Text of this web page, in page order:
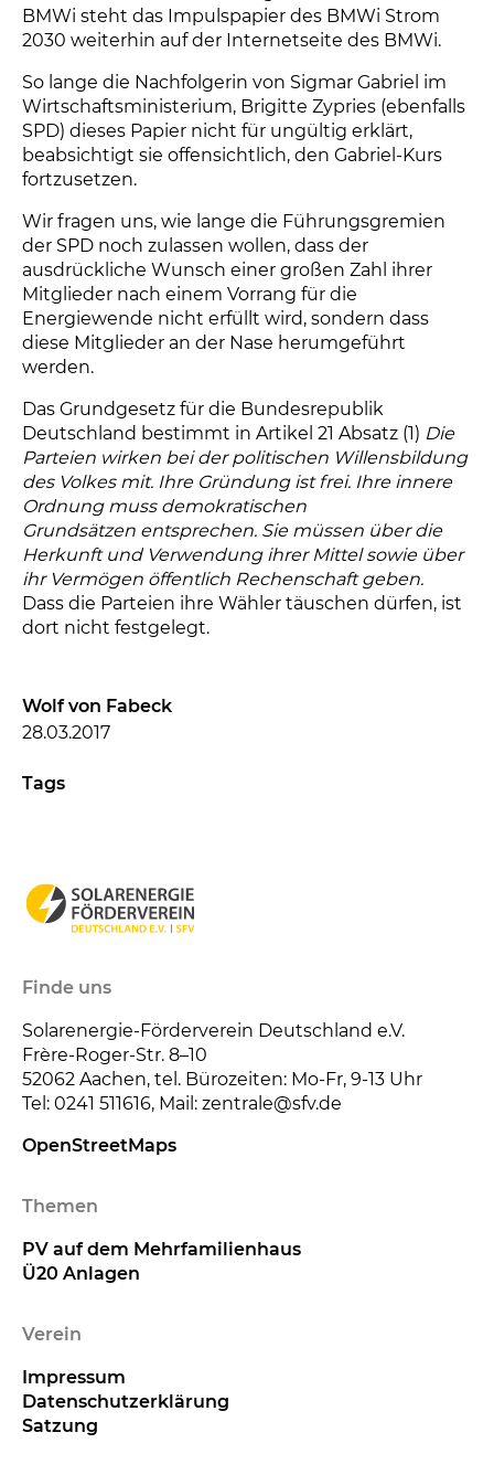
BMWi steht das Impulspapier des BMWi Strom
2030 weiterhin auf der Internetseite des BMWi.
So lange die Nachfolgerin von Sigmar Gabriel im
Wirtschaftsministerium, Brigitte Zypries (ebenfalls
SPD) dieses Papier nicht für ungültig erklärt,
beabsichtigt sie offensichtlich, den Gabriel-Kurs
fortzusetzen.
Wir fragen uns, wie lange die Führungsgremien
der SPD noch zulassen wollen, dass der
ausdrückliche Wunsch einer großen Zahl ihrer
Mitglieder nach einem Vorrang für die
Energiewende nicht erfüllt wird, sondern dass
diese Mitglieder an der Nase herumgeführt
werden.
Das Grundgesetz für die Bundesrepublik
Deutschland bestimmt in Artikel 21 Absatz (1) Die
Parteien wirken bei der politischen Willensbildung
des Volkes mit. Ihre Gründung ist frei. Ihre innere
Ordnung muss demokratischen
Grundsätzen entsprechen. Sie müssen über die
Herkunft und Verwendung ihrer Mittel sowie über
ihr Vermögen öffentlich Rechenschaft geben.
Dass die Parteien ihre Wähler täuschen dürfen, ist
dort nicht festgelegt.
Wolf von Fabeck
28.03.2017
Tags
Finde uns
Solarenergie-Förderverein Deutschland e.V.
Frère-Roger-Str. 8–10
52062 Aachen, tel. Bürozeiten: Mo-Fr, 9-13 Uhr
Tel: 0241 511616, Mail: zentrale@sfv.de
OpenStreetMaps
Themen
PV auf dem Mehrfamilienhaus
Ü20 Anlagen
Verein
Impressum
Datenschutzerklärung
Satzung